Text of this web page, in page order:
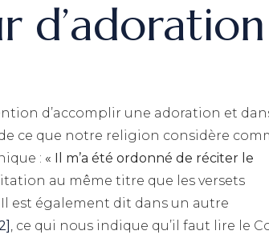
d’adoration
d’accomplir une adoration et
ce que notre religion considère
: « Il m’a été ordonné de réciter le
au même titre que les versets
est également dit dans un autre
, ce qui nous indique qu’il faut lire le